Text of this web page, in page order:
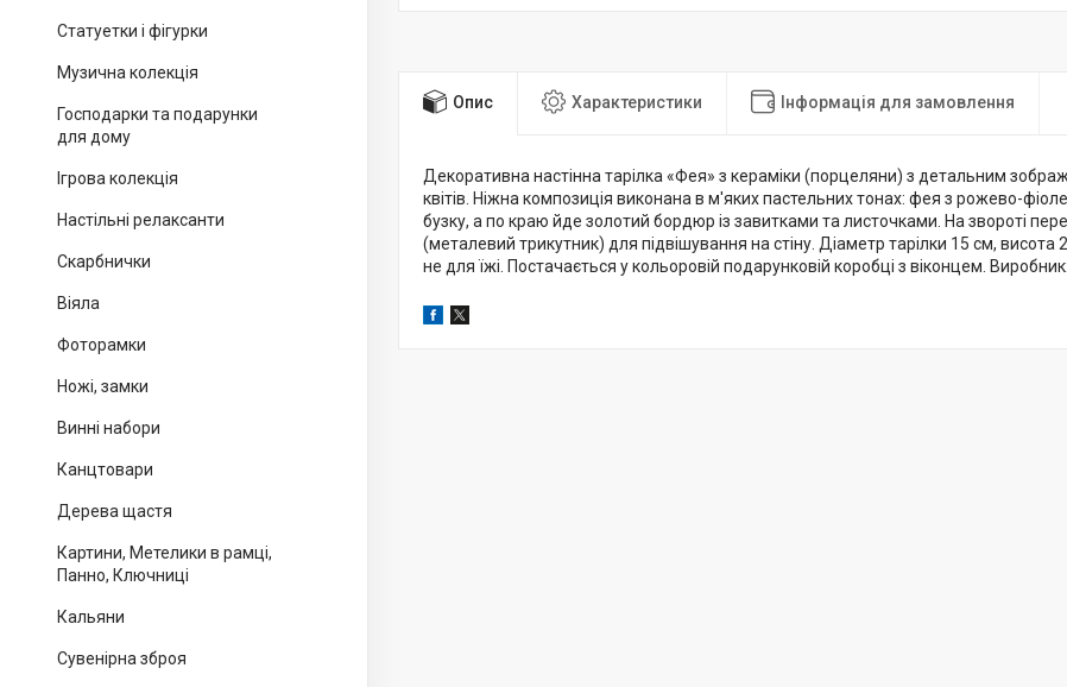
Статуетки і фігурки
Музична колекція
Господарки та подарунки
для дому
Ігрова колекція
Настільні релаксанти
Скарбнички
Віяла
Фоторамки
Ножі, замки
Винні набори
Канцтовари
Дерева щастя
Картини, Метелики в рамці,
Панно, Ключниці
Кальяни
Сувенірна зброя
Опис Характеристики Інформація для замовлення
Декоративна настінна тарілка «Фея» з кераміки (порцеляни) з детальним
квітів. Ніжна композиція виконана в м'яких пастельних тонах: фея з рожево-
бузку, а по краю йде золотий бордюр із завитками та листочками. На звороті
(металевий трикутник) для підвішування на стіну. Діаметр тарілки 15 см,
не для їжі. Постачається у кольоровій подарунковій коробці з віконцем.